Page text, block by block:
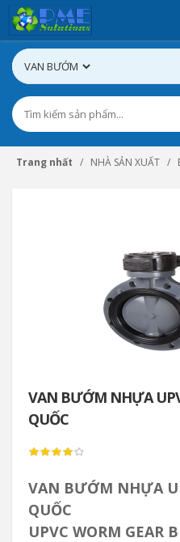
Trang nhất NHÀ SẢN XUẤT
VAN BƯỚM NHỰA
QUỐC
VAN BƯỚM NHỰA
QUỐC
UPVC WORM GEAR